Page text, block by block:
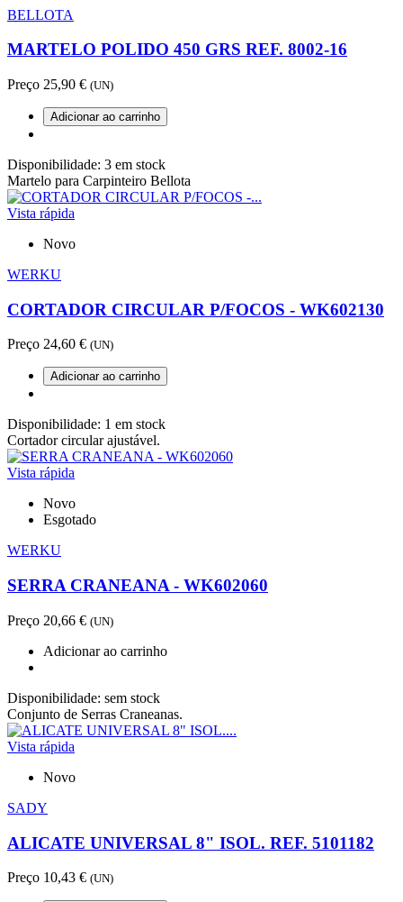
BELLOTA
MARTELO POLIDO 450 GRS REF. 8002-16
Preço 25,90 € (UN)
Adicionar ao carrinho
Disponibilidade: 3 em stock
Martelo para Carpinteiro Bellota
Vista rápida
Novo
WERKU
CORTADOR CIRCULAR P/FOCOS - WK602130
Preço 24,60 € (UN)
Adicionar ao carrinho
Disponibilidade: 1 em stock
Cortador circular ajustável.
Vista rápida
Novo
Esgotado
WERKU
SERRA CRANEANA - WK602060
Preço 20,66 € (UN)
Adicionar ao carrinho
Disponibilidade: sem stock
Conjunto de Serras Craneanas.
Vista rápida
Novo
SADY
ALICATE UNIVERSAL 8" ISOL. REF. 5101182
Preço 10,43 € (UN)